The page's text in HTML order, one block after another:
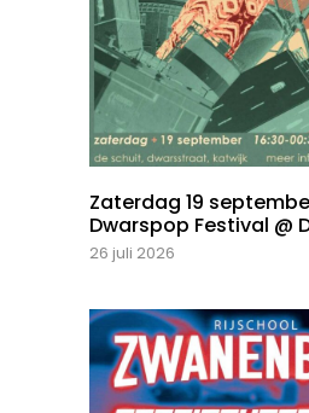
Zaterdag 19
Dwarspop Festival @
26 juli 2026